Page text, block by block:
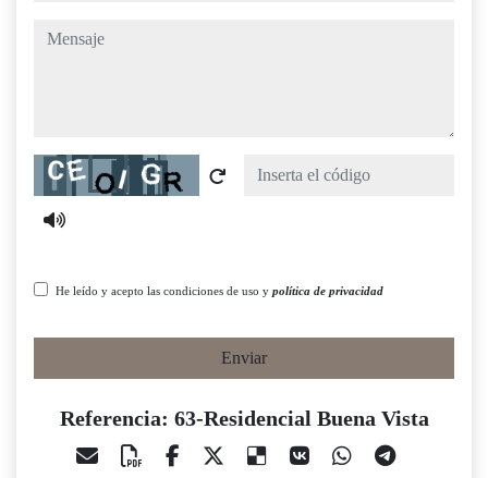
mensaje
Captcha
He leído y acepto las condiciones de uso y política de privacidad
Enviar
Referencia: 63-Residencial Buena Vista